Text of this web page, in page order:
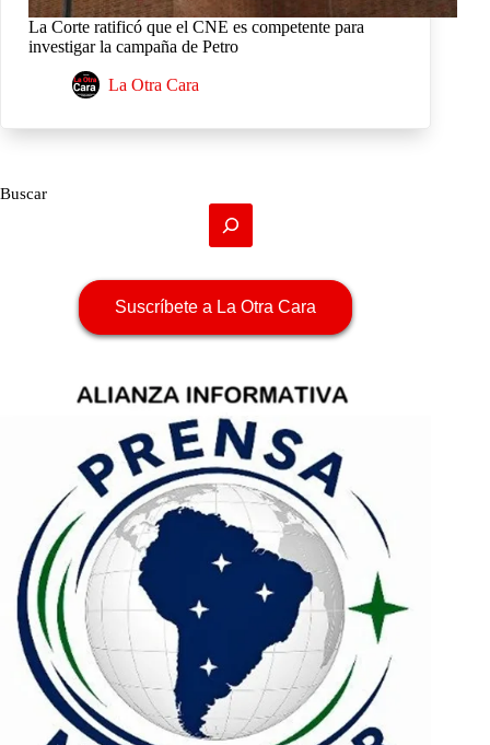
La Corte ratificó que el CNE es competente para
investigar la campaña de Petro
La Otra Cara
Buscar
Suscríbete a La Otra Cara